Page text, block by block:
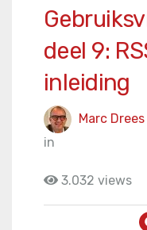
deel 9:
inleiding
Marc Drees
in
3.032 views